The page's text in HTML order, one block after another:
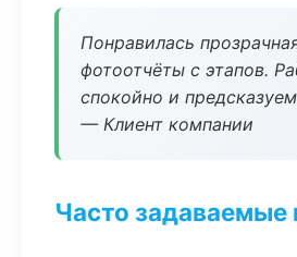
Понравилась
фотоотчёты с этапов.
спокойно и
— Клиент компании
Часто задаваемые